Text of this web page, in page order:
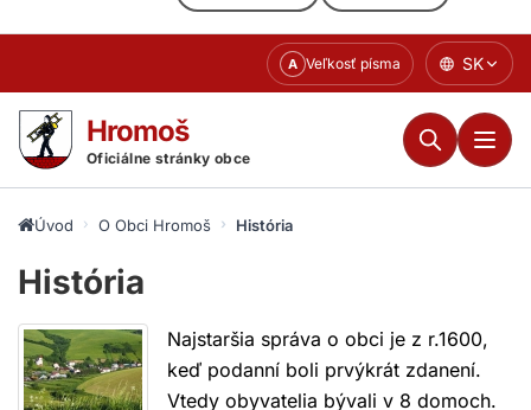
obsahu
A Veľkosť písma SK
Hromoš
Oficiálne stránky obce
Úvod O Obci Hromoš História
História
Najstaršia správa o obci je z r.1600,
keď podanní boli prvýkrát zdanení.
Vtedy obyvatelia bývali v 8 domoch.